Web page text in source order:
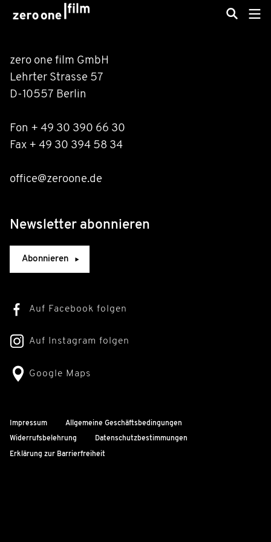
zero one film GmbH
Lehrter Strasse 57
D-10557 Berlin
Fon + 49 30 390 66 30
Fax + 49 30 394 58 34
office@zeroone.de
Newsletter abonnieren
Abonnieren
Auf Facebook folgen
Auf Instagram folgen
Google Maps
Impressum Allgemeine Geschäftsbedingungen
Widerrufsbelehrung Datenschutzbestimmungen
Erklärung zur Barrierfreiheit